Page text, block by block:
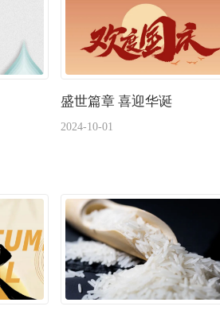
盛世篇章 喜迎华诞
2024-10-01